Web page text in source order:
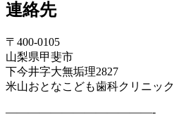
連絡先
〒400-0105
山梨県甲斐市
下今井字大無垢理2827
米山おとなこども歯科クリニック
—————————————-